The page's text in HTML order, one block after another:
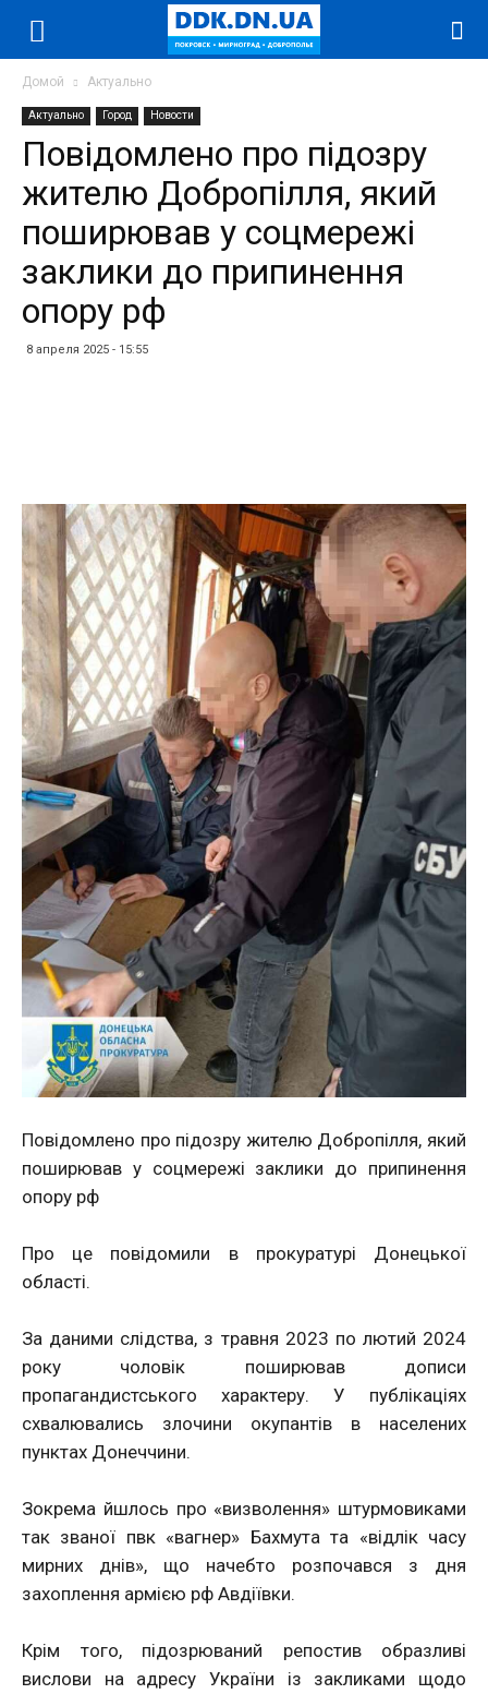
Домой Актуально
Актуально Город Новости
Повідомлено про підозру
жителю Добропілля, який
поширював у соцмережі
заклики до припинення
опору рф
8 апреля 2025 - 15:55
Повідомлено про підозру жителю Добропілля, який
поширював у соцмережі заклики до припинення
опору рф
Про це повідомили в прокуратурі Донецької
області.
За даними слідства, з травня 2023 по лютий 2024
року чоловік поширював дописи
пропагандистського характеру. У публікаціях
схвалювались злочини окупантів в населених
пунктах Донеччини.
Зокрема йшлось про «визволення» штурмовиками
так званої пвк «вагнер» Бахмута та «відлік часу
мирних днів», що начебто розпочався з дня
захоплення армією рф Авдіївки.
Крім того, підозрюваний репостив образливі
вислови на адресу України із закликами щодо